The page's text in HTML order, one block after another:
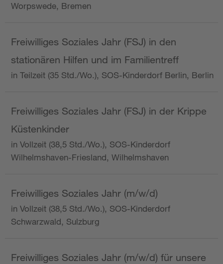
Worpswede, Bremen
Freiwilliges Soziales Jahr (FSJ) in den
stationären Hilfen und im Familientreff
in Teilzeit (35 Std./Wo.), SOS-Kinderdorf Berlin, Berlin
Freiwilliges Soziales Jahr (FSJ) in der Krippe
Küstenkinder
in Vollzeit (38,5 Std./Wo.), SOS-Kinderdorf
Wilhelmshaven-Friesland, Wilhelmshaven
Freiwilliges Soziales Jahr (m/w/d)
in Vollzeit (38,5 Std./Wo.), SOS-Kinderdorf
Schwarzwald, Sulzburg
Freiwilliges Soziales Jahr (m/w/d) für unsere